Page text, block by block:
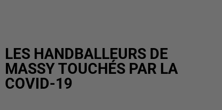
LES HANDBALLEURS DE
MASSY TOUCHÉS PAR LA
COVID-19